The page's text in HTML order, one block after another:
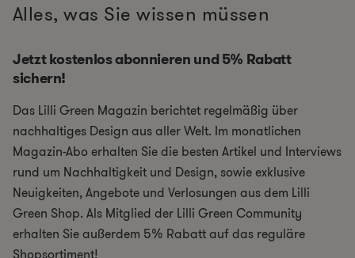
Alles, was Sie wissen müssen
Jetzt kostenlos abonnieren und 5% Rabatt
sichern!
Das Lilli Green Magazin berichtet regelmäßig über
nachhaltiges Design aus aller Welt. Im monatlichen
Magazin-Abo erhalten Sie die besten Artikel und Interviews
rund um Nachhaltigkeit und Design, sowie exklusive
Neuigkeiten, Angebote und Verlosungen aus dem Lilli
Green Shop. Als Mitglied der Lilli Green Community
erhalten Sie außerdem 5% Rabatt auf das reguläre